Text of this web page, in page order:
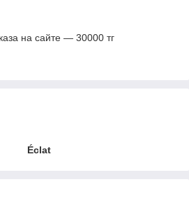
на сайте — 30000 тг
Éclat